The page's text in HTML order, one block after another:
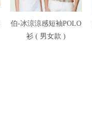
伯-冰涼涼感短袖POLO
衫 ( 男女款 )